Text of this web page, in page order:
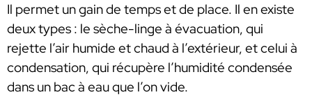
Il permet un gain de temps et de place. Il en existe
deux types : le sèche-linge à évacuation, qui
rejette l’air humide et chaud à l’extérieur, et celui à
condensation, qui récupère l’humidité condensée
dans un bac à eau que l’on vide.